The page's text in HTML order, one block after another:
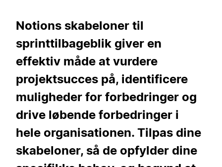
Notions skabeloner til
sprinttilbageblik giver en
effektiv måde at vurdere
projektsucces på, identificere
muligheder for forbedringer og
drive løbende forbedringer i
hele organisationen. Tilpas dine
skabeloner, så de opfylder dine